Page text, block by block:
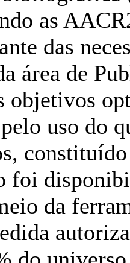
as
das
área de
objetivos
uso do
foi
da